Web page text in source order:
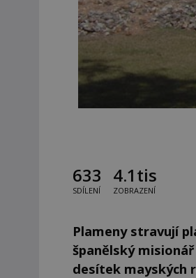
633
SDÍLENÍ
4.1tis
ZOBRAZENÍ
Plameny stravují
španělský
desítek mayských